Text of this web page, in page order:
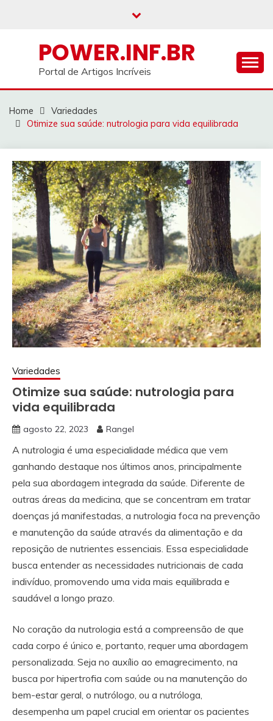
POWER.INF.BR
Portal de Artigos Incríveis
Home
Variedades
Otimize sua saúde: nutrologia para vida equilibrada
Variedades
Otimize sua saúde: nutrologia para
vida equilibrada
agosto 22, 2023 Rangel
A nutrologia é uma especialidade médica que vem
ganhando destaque nos últimos anos, principalmente
pela sua abordagem integrada da saúde. Diferente de
outras áreas da medicina, que se concentram em tratar
doenças já manifestadas, a nutrologia foca na prevenção
e manutenção da saúde através da alimentação e da
reposição de nutrientes essenciais. Essa especialidade
busca entender as necessidades nutricionais de cada
indivíduo, promovendo uma vida mais equilibrada e
saudável a longo prazo.
No coração da nutrologia está a compreensão de que
cada corpo é único e, portanto, requer uma abordagem
personalizada. Seja no auxílio ao emagrecimento, na
busca por hipertrofia com saúde ou na manutenção do
bem-estar geral, o nutrólogo, ou a nutróloga,
desempenha um papel crucial em orientar os pacientes